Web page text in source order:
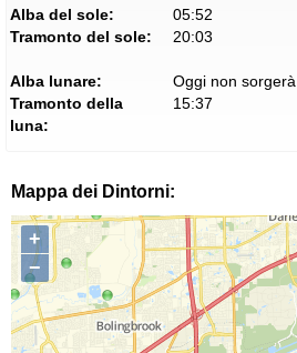
Alba del sole:
05:52
Tramonto del sole:
20:03
Alba lunare:
Oggi non sorgerà
Tramonto della
luna:
15:37
Mappa dei Dintorni:
+
−